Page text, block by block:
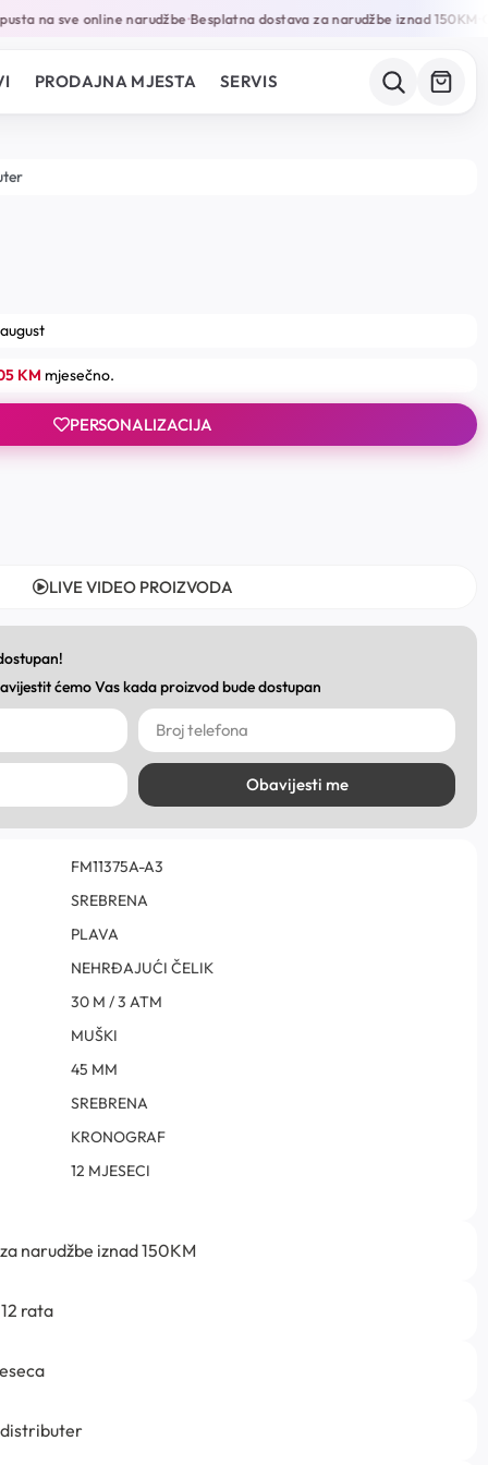
na sve online narudžbe•Besplatna dostava za narudžbe iznad 150KM•
PRODAJNA MJESTA SERVIS
KM mjesečno.
PERSONALIZACIJA
LIVE VIDEO PROIZVODA
ćemo Vas kada proizvod bude dostupan
Obavijesti me
FM11375A-A3
SREBRENA
PLAVA
NEHRĐAJUĆI ČELIK
30 M / 3 ATM
MUŠKI
45 MM
SREBRENA
KRONOGRAF
12 MJESECI
narudžbe iznad 150KM
rata